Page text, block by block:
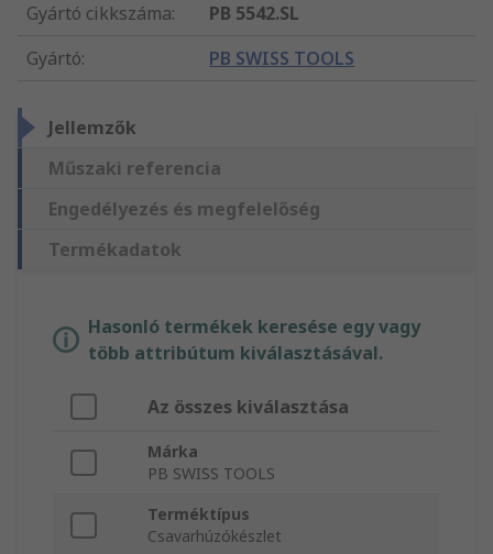
Gyártó cikkszáma:
PB 5542.SL
Gyártó: PB SWISS TOOLS
Jellemzők
Műszaki referencia
Engedélyezés és megfelelőség
Termékadatok
Hasonló termékek keresése egy vagy
több attribútum kiválasztásával.
Az összes kiválasztása
Márka
PB SWISS TOOLS
Terméktípus
Csavarhúzókészlet